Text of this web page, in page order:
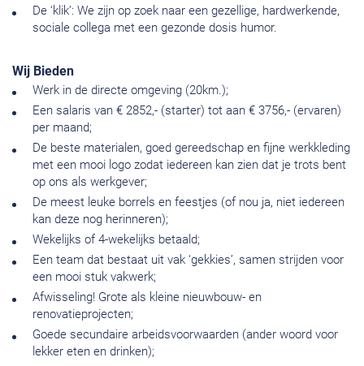
De ‘klik’: We zijn op zoek naar een gezellige, hardwerkende,
sociale collega met een gezonde dosis humor.
Wij Bieden
Werk in de directe omgeving (20km.);
Een salaris van € 2852,- (starter) tot aan € 3756,- (ervaren)
per maand;
De beste materialen, goed gereedschap en fijne werkkleding
met een mooi logo zodat iedereen kan zien dat je trots bent
op ons als werkgever;
De meest leuke borrels en feestjes (of nou ja, niet iedereen
kan deze nog herinneren);
Wekelijks of 4-wekelijks betaald;
Een team dat bestaat uit vak ‘gekkies’, samen strijden voor
een mooi stuk vakwerk;
Afwisseling! Grote als kleine nieuwbouw- en
renovatieprojecten;
Goede secundaire arbeidsvoorwaarden (ander woord voor
lekker eten en drinken);